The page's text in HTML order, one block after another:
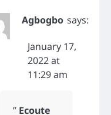
Agbogbo says:
January 17,
2022 at
11:29 am
” Ecoute